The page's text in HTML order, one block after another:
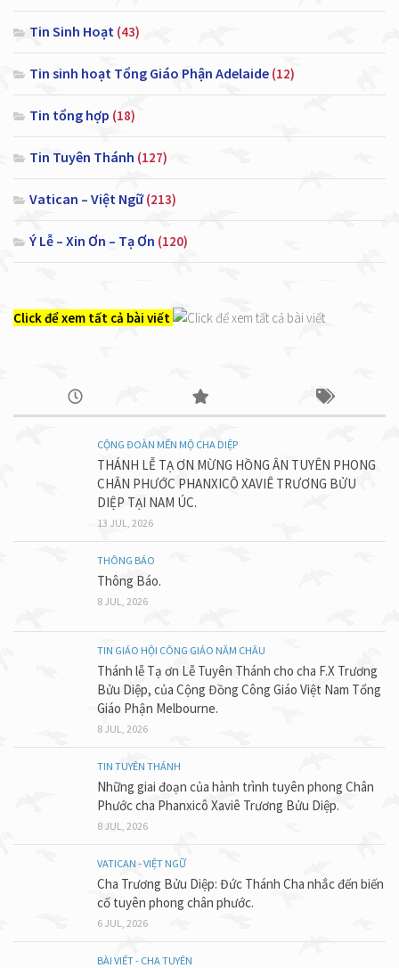
Tin Sinh Hoạt (43)
Tin sinh hoạt Tổng Giáo Phận Adelaide (12)
Tin tổng hợp (18)
Tin Tuyên Thánh (127)
Vatican – Việt Ngữ(213)
Ý Lễ – Xin Ơn – Tạ Ơn (120)
Click để xem tất cả bài viết
CỘNG ĐOÀN MẾN MỘ CHA DIỆP
THÁNH LỄ TẠ ƠN MỪNG HỒNG ÂN TUYÊN PHONG
CHÂN PHƯỚC PHANXICÔ XAVIÊ TRƯƠNG BỬU
DIỆP TẠI NAM ÚC.
13 JUL, 2026
THÔNG BÁO
Thông Báo.
8 JUL, 2026
TIN GIÁO HỘI CÔNG GIÁO NĂM CHÂU
Thánh lễ Tạ ơn Lễ Tuyên Thánh cho cha F.X Trương
Bửu Diệp, của Cộng Đồng Công Giáo Việt Nam Tổng
Giáo Phận Melbourne.
8 JUL, 2026
TIN TUYÊN THÁNH
Những giai đoạn của hành trình tuyên phong Chân
Phước cha Phanxicô Xaviê Trương Bửu Diệp.
8 JUL, 2026
VATICAN - VIỆT NGỮ
Cha Trương Bửu Diệp: Đức Thánh Cha nhắc đến biến
cố tuyên phong chân phước.
6 JUL, 2026
BÀI VIẾT - CHA TUYÊN